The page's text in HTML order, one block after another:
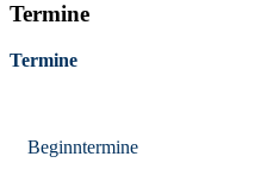
Termine
Termine
Beginntermine